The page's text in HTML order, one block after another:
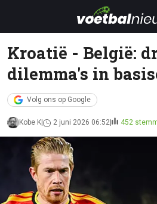
Kroatië - België:
dilemma's in
Volg ons op Google
Kobe K 2 juni 2026 06:52 452